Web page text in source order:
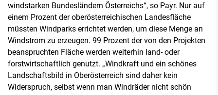
windstarken Bundesländern Österreichs“, so Payr. Nur auf
einem Prozent der oberösterreichischen Landesfläche
müssten Windparks errichtet werden, um diese Menge an
Windstrom zu erzeugen. 99 Prozent der von den Projekten
beanspruchten Fläche werden weiterhin land- oder
forstwirtschaftlich genutzt. „Windkraft und ein schönes
Landschaftsbild in Oberösterreich sind daher kein
Widerspruch, selbst wenn man Windräder nicht schön